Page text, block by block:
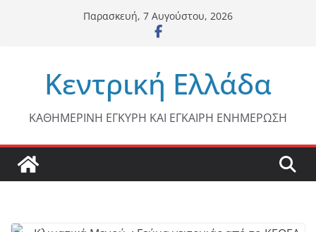
Παρασκευή, 7 Αυγούστου, 2026
Κεντρική Ελλάδα
ΚΑΘΗΜΕΡΙΝΗ ΕΓΚΥΡΗ ΚΑΙ ΕΓΚΑΙΡΗ ΕΝΗΜΕΡΩΣΗ